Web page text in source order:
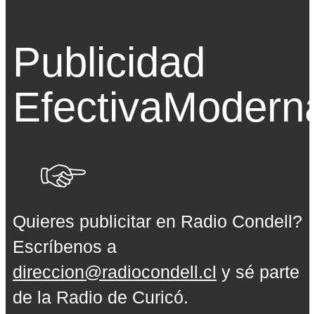
Publicidad
Efectiva
Quieres publicitar en Radio Condell?
Escríbenos a
direccion@radiocondell.cl y sé parte
de la Radio de Curicó.